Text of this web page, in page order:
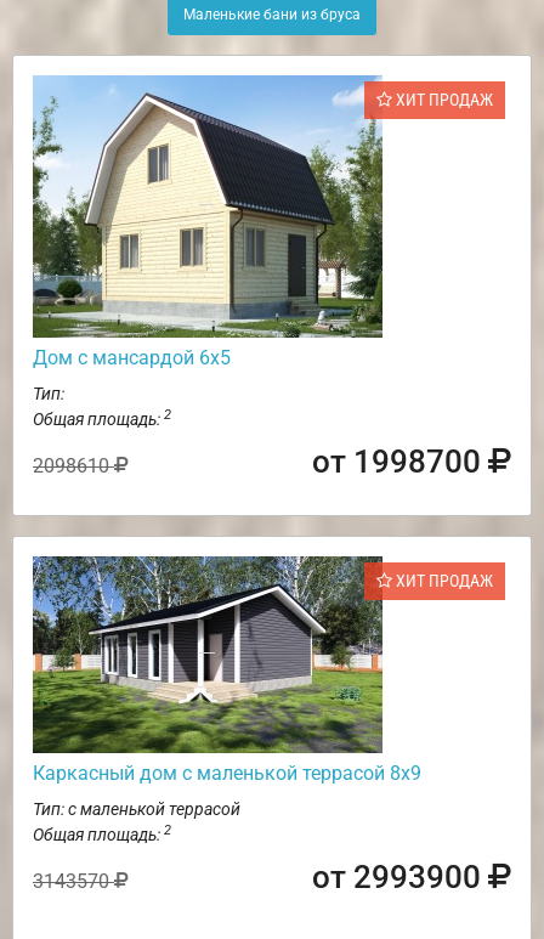
Маленькие бани из бруса
ХИТ ПРОДАЖ
Дом с мансардой 6х5
Тип:
Общая площадь: 2
2098610 от 1998700
ХИТ ПРОДАЖ
Каркасный дом с маленькой террасой 8х9
Тип: с маленькой террасой
Общая площадь: 2
3143570 от 2993900